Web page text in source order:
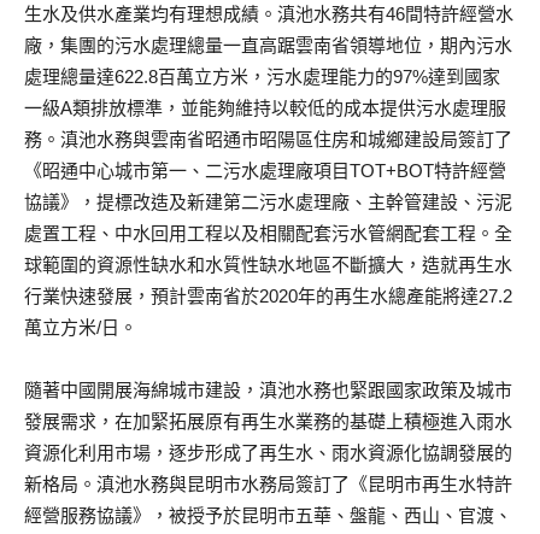
生水及供水產業均有理想成績。滇池水務共有46間特許經營水
廠，集團的污水處理總量一直高踞雲南省領導地位，期內污水
處理總量達622.8百萬立方米，污水處理能力的97%達到國家
一級A類排放標準，並能夠維持以較低的成本提供污水處理服
務。滇池水務與雲南省昭通市昭陽區住房和城鄉建設局簽訂了
《昭通中心城市第一、二污水處理廠項目TOT+BOT特許經營
協議》，提標改造及新建第二污水處理廠、主幹管建設、污泥
處置工程、中水回用工程以及相關配套污水管網配套工程。全
球範圍的資源性缺水和水質性缺水地區不斷擴大，造就再生水
行業快速發展，預計雲南省於2020年的再生水總產能將達27.2
萬立方米/日。
隨著中國開展海綿城市建設，滇池水務也緊跟國家政策及城市
發展需求，在加緊拓展原有再生水業務的基礎上積極進入雨水
資源化利用市場，逐步形成了再生水、雨水資源化協調發展的
新格局。滇池水務與昆明市水務局簽訂了《昆明市再生水特許
經營服務協議》，被授予於昆明市五華、盤龍、西山、官渡、